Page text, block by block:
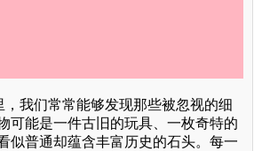
，我们常常能够发现那些被忽视的细
可能是一件古旧的玩具、一枚奇特的
似普通却蕴含丰富历史的石头。每一